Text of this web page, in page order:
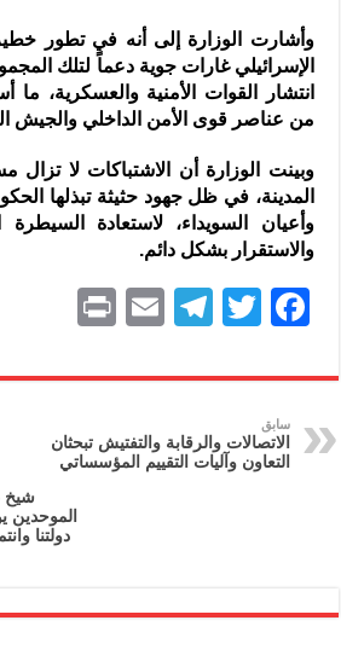
وأشارت الوزارة إلى أنه في تطور
الإسرائيلي غارات جوية دعماً لتلك
انتشار القوات الأمنية والعسكرية،
من عناصر قوى الأمن الداخلي والجيش
وبينت الوزارة أن الاشتباكات لا
المدينة، في ظل جهود حثيثة تبذلها
وأعيان السويداء، لاستعادة
والاستقرار بشكل دائم.
F
c
e
b
T
itt
er
T
e
gr
a
E
ai
nt
سابق
الاتصالات والرقابة والتفتيش تبحثان
التعاون وآليات التقييم المؤسساتي
شيخ
دولتنا